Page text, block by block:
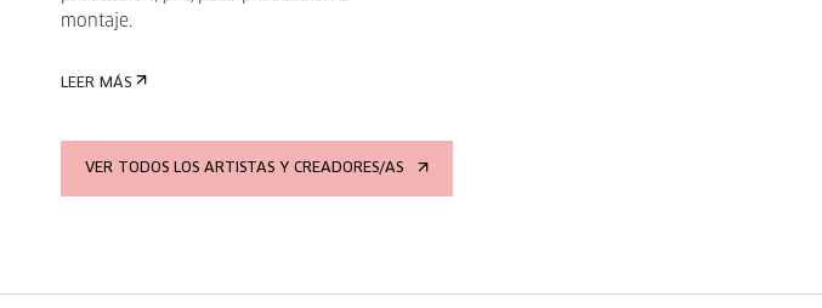
montaje.
LEER MÁS
VER TODOS LOS ARTISTAS Y CREADORES/AS